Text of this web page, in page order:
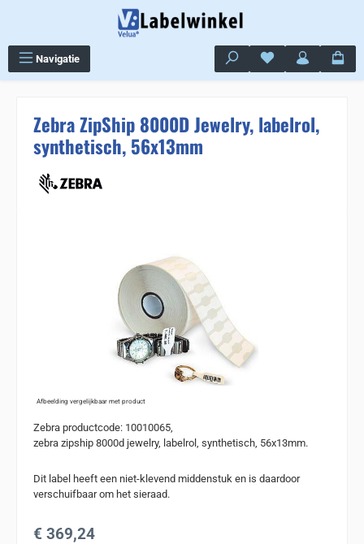
Navigatie Je hebt 0 items op
Zebra ZipShip 8000D Jewelry, labelrol,
synthetisch, 56x13mm
Afbeelding vergelijkbaar met product
Zebra productcode: 10010065,
zebra zipship 8000d jewelry, labelrol, synthetisch, 56x13mm.
Dit label heeft een niet-klevend middenstuk en is daardoor
verschuifbaar om het sieraad.
Normale prijs:
€ 369,24